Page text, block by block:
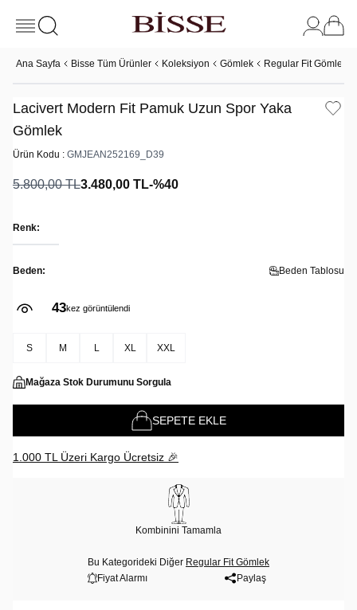
Ana Sayfa Bisse Tüm Ürünler Koleksiyon Gömlek Regular Fit Gömlek
Lacivert Modern Fit Pamuk Uzun Spor Yaka
Gömlek
Ürün Kodu : GMJEAN252169_D39
5.800,00TL3.480,00 TL-%40
Renk:
Beden: Beden Tablosu
43kez görüntülendi
S M L XL XXL
Mağaza Stok Durumunu Sorgula
SEPETE EKLE
1.000 TL Üzeri Kargo Ücretsiz 🎉
Kombinini Tamamla
Bu Kategorideki Diğer Regular Fit Gömlek
Fiyat Alarmı
Paylaş